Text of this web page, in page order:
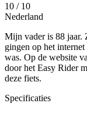
10 / 10
Nederland
Mijn vader is 88 jaar.
gingen op het
was. Op de website
door het Easy Rider
deze fiets.
Specificaties